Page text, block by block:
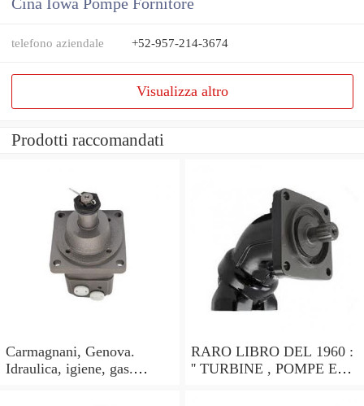
Cina Iowa Pompe Fornitore
telefono aziendale +52-957-214-3674
Visualizza altro
Prodotti raccomandati
Carmagnani, Genova.
Idraulica, igiene, gas.
RARO LIBRO DEL 1960 :
'' TURBINE , POMPE ED